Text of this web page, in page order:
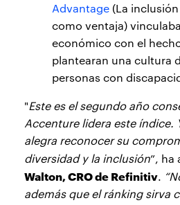
Advantage (La
como ventaja)
económico con el
plantearan una cultura
personas con
"Este es el segundo año
Accenture lidera este índice.
alegra reconocer su
diversidad y la inclusión”, ha
Walton, CRO de Refinitiv.
además que el ránking sirva